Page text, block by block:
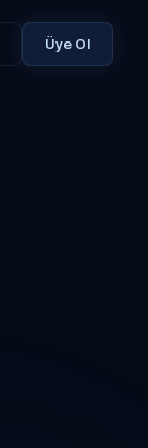
Üye Ol